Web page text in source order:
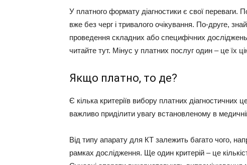
У платного формату діагностики є свої
вже без черг і тривалого очікування. По-друге,
проведення складних або специфічних
читайте тут. Мінус у платних послуг один – це їх
Якщо платно, то де?
Є кілька критеріїв вибору платних
важливо приділити увагу встановленому в
Від типу апарату для КТ залежить багато чого,
рамках дослідження. Ще один критерій – це